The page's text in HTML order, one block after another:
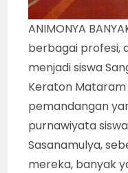
ANIMONYA
berbagai profesi,
menjadi siswa
Keraton
pemandangan
purnawiyata
Sasanamulya,
mereka, banyak